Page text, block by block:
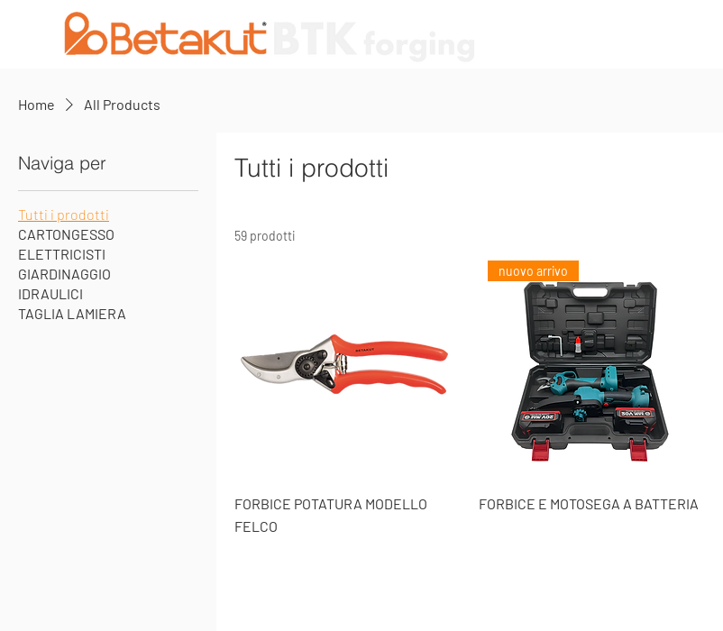
Home All Products
Naviga per
Tutti i prodotti
CARTONGESSO
ELETTRICISTI
GIARDINAGGIO
IDRAULICI
TAGLIA LAMIERA
Tutti i prodotti
59 prodotti
FORBICE POTATURA MODELLO
FELCO
nuovo arrivo
FORBICE E MOTOSEGA A BATTERIA